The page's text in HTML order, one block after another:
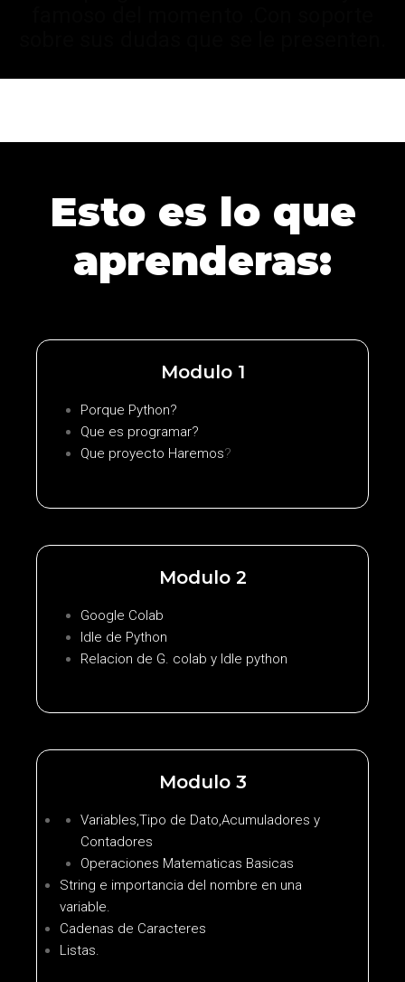
Esto es lo que
aprenderas:
Modulo 1
Porque Python?
Que es programar?
Que proyecto Haremos?
Modulo 2
Google Colab
Idle de Python
Relacion de G. colab y Idle python
Modulo 3
Variables,Tipo de Dato,Acumuladores y
Contadores
Operaciones Matematicas Basicas
String e importancia del nombre en una
variable.
Cadenas de Caracteres
Listas.